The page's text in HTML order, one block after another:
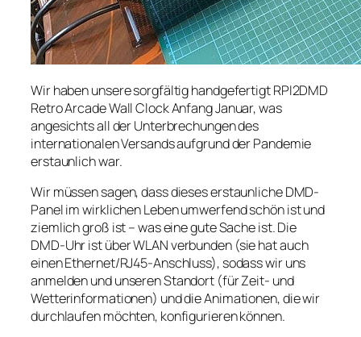
Wir haben unsere sorgfältig handgefertigtRPI2DMD
Retro Arcade Wall Clock Anfang Januar, was
angesichts all der Unterbrechungen des
internationalen Versands aufgrund der Pandemie
erstaunlich war.
Wir müssen sagen, dass dieses erstaunliche DMD-
Panel im wirklichen Leben umwerfend schön ist und
ziemlich groß ist – was eine gute Sache ist. Die
DMD-Uhr ist über WLAN verbunden (sie hat auch
einen Ethernet/RJ45-Anschluss), sodass wir uns
anmelden und unseren Standort (für Zeit- und
Wetterinformationen) und die Animationen, die wir
durchlaufen möchten, konfigurieren können.